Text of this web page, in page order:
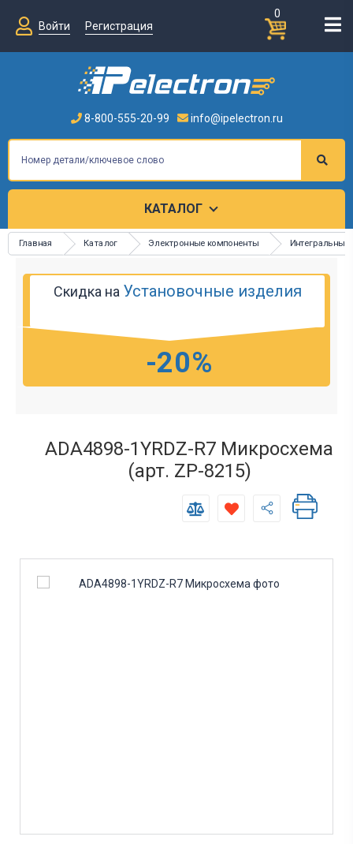
0
Войти
Регистрация
8-800-555-20-99 info@ipelectron.ru
КАТАЛОГ
Главная Каталог Электронные компоненты Интегральные
Скидка на Установочные изделия
-20%
ADA4898-1YRDZ-R7 Микросхема
(арт. ZP-8215)